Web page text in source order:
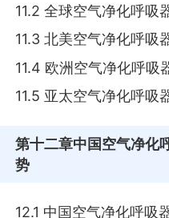
11.2 全球空气净化呼吸
11.3 北美空气净化呼吸
11.4 欧洲空气净化呼吸
11.5 亚太空气净化呼吸
第十二章中国空气净化
势
12.1 中国空气净化呼吸